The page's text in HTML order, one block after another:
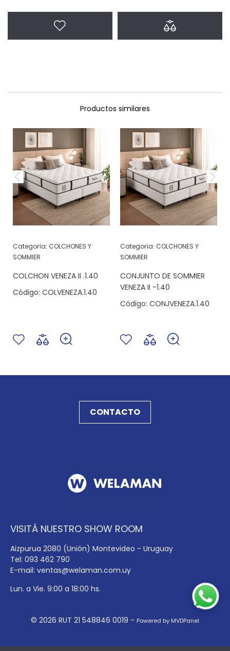
Productos similares
Categoría: COLCHONES Y
SOMMIER
COLCHON VENEZA II .1.40
Código: COLVENEZA.1.40
Categoría: COLCHONES Y
SOMMIER
CONJUNTO DE SOMMIER
VENEZA II -1.40
Código: CONJVENEZA.1.40
CONTACTO
VISITÁ NUESTRO SHOW ROOM
Aizpurua 2080 (Unión) Montevideo - Uruguay
Tel: 093 462 790
E-mail: ventas@welaman.com.uy
Lun. a Vie. 9:00 a 18:00 hs.
© 2026 RUT 21 548846 0019 - Powered by MVDPanel